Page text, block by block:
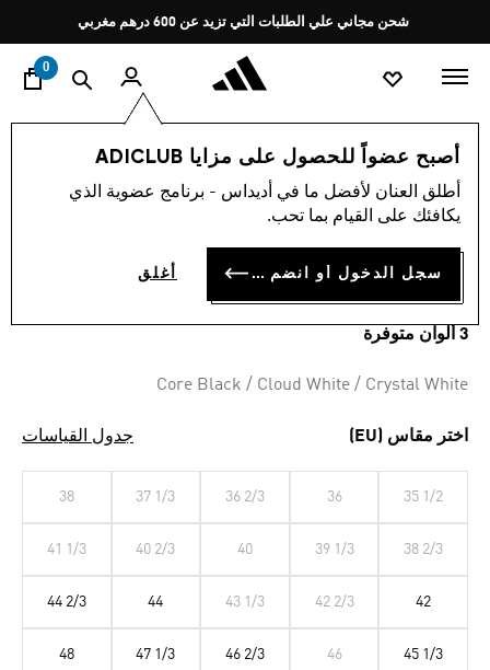
Pause
promotion
rotation
شحن مجاني علي الطلبات التي تزيد عن 600 درهم مغربي
0
أصبح عضواً للحصول على مزايا ADICLUB
أطلق العنان لأفضل ما في أديداس - برنامج عضوية الذي
يكافئك على القيام بما تحب.
سجل الدخول أو انضم الآن أغلق
اسلوب حياة العلامات التجارية أوريجينالز أحذية
حذاء R71
MAD 899.00
3 ألوان متوفرة
Core Black / Cloud White / Crystal White
اختر مقاس (EU) جدول القياسات
35 1/2
36
36 2/3
37 1/3
38
38 2/3
39 1/3
40
40 2/3
41 1/3
42
42 2/3
43 1/3
44
44 2/3
45 1/3
46
46 2/3
47 1/3
48